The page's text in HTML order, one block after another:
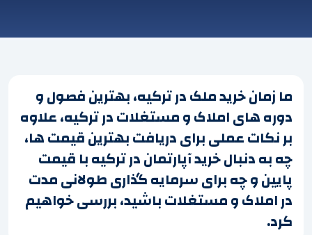
ما زمان خرید ملک در ترکیه، بهترین فصول و
دوره های املاک و مستغلات در ترکیه، علاوه
بر نکات عملی برای دریافت بهترین قیمت ها،
چه به دنبال خرید آپارتمان در ترکیه با قیمت
پایین و چه برای سرمایه گذاری طولانی مدت
در املاک و مستغلات باشید، بررسی خواهیم
کرد.